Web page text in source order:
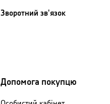
Зворотний зв'язок
Допомога покупцю